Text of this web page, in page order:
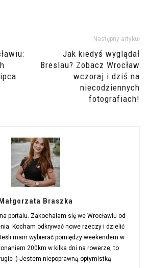
Następny artykuł
Jak kiedyś wyglądał
Breslau? Zobacz Wrocław
wczoraj i dziś na
niecodziennych
fotografiach!
Braszka
portalu. Zakochałam się we Wrocławiu od
Kocham odkrywać nowe rzeczy i dzielić
mam wybierać pomiędzy weekendem w
200km w kilka dni na rowerze, to
:) Jestem niepoprawną optymistką.